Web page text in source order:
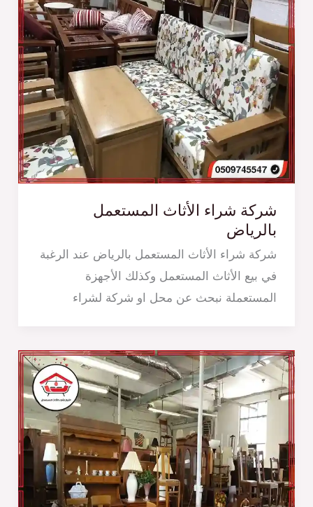
شركة شراء الأثاث المستعمل
بالرياض
شركة شراء الأثاث المستعمل بالرياض عند الرغبة
في بيع الأثاث المستعمل وكذلك الأجهزة
المستعملة نبحث عن محل او شركة لشراء